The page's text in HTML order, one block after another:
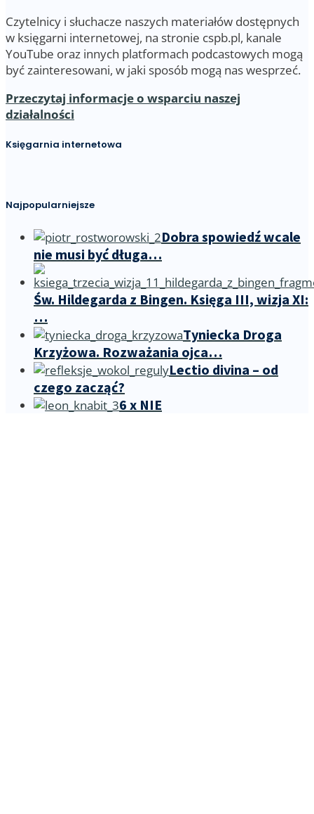
Czytelnicy i słuchacze naszych materiałów dostępnych
w księgarni internetowej, na stronie cspb.pl, kanale
YouTube oraz innych platformach podcastowych mogą
być zainteresowani, w jaki sposób mogą nas wesprzeć.
Przeczytaj informacje o wsparciu naszej
działalności
Księgarnia internetowa
Najpopularniejsze
Dobra spowiedź wcale
nie musi być długa…
Św. Hildegarda z Bingen. Księga III, wizja XI:
…
Tyniecka Droga
Krzyżowa. Rozważania ojca…
Lectio divina – od
czego zacząć?
6 x NIE